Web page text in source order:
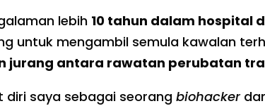
lebih 10 tahun dalam hospital
untuk mengambil semula kawalan
jurang antara rawatan perubatan
diri saya sebagai seorangbiohacker